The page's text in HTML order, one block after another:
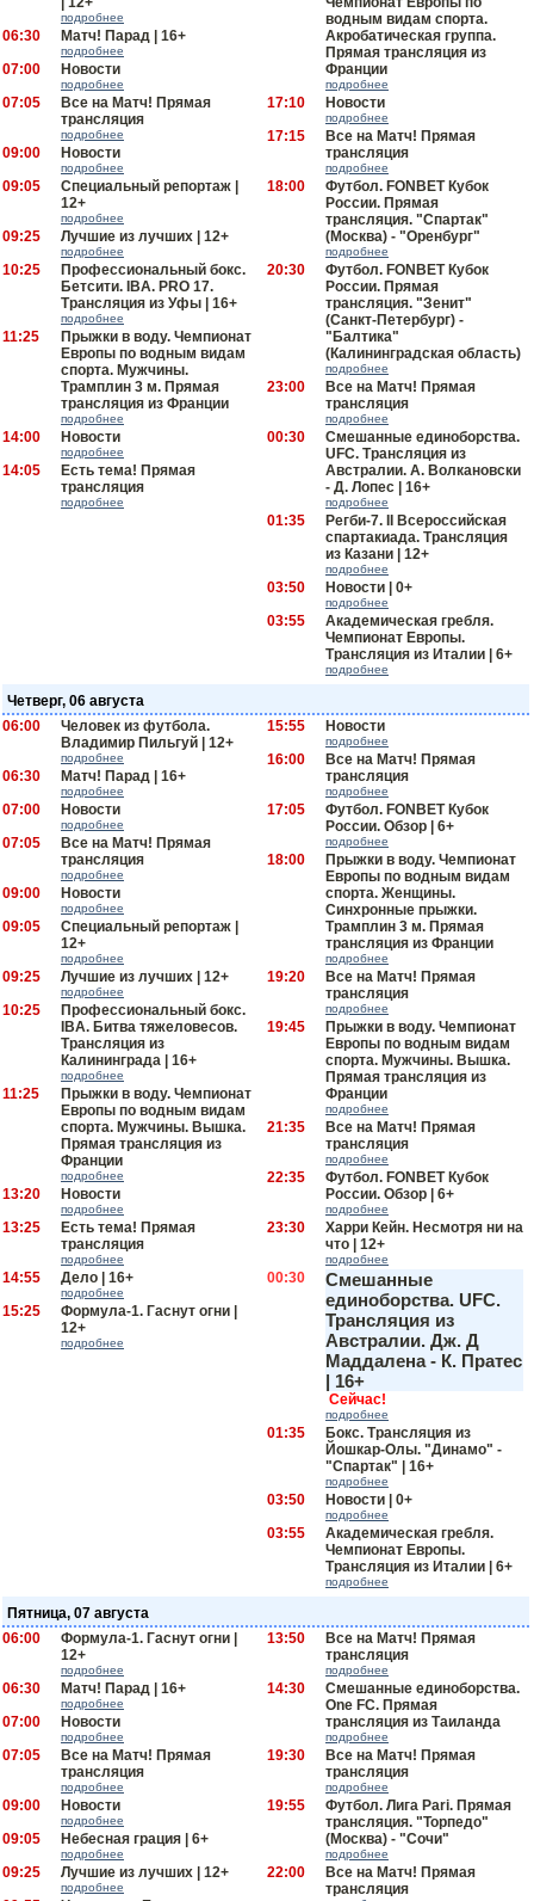
подробнее
06:30 Матч! Парад | 16+
подробнее
07:00 Новости
подробнее
07:05
Все на Матч! Прямая
трансляция
подробнее
09:00 Новости
подробнее
09:05
Специальный репортаж |
12+
подробнее
09:25 Лучшие из лучших | 12+
подробнее
10:25
Профессиональный бокс.
Бетсити. IBA. PRO 17.
Трансляция из Уфы | 16+
подробнее
11:25
Прыжки в воду. Чемпионат
Европы по водным видам
спорта. Мужчины.
Трамплин 3 м. Прямая
трансляция из Франции
подробнее
14:00 Новости
подробнее
14:05
Есть тема! Прямая
трансляция
подробнее
водным видам спорта.
Акробатическая группа.
Прямая трансляция из
Франции
подробнее
17:10 Новости
подробнее
17:15
Все на Матч! Прямая
трансляция
подробнее
18:00
Футбол. FONBET Кубок
России. Прямая
трансляция. "Спартак"
(Москва) - "Оренбург"
подробнее
20:30
Футбол. FONBET Кубок
России. Прямая
трансляция. "Зенит"
(Санкт-Петербург) -
"Балтика"
(Калининградская область)
подробнее
23:00
Все на Матч! Прямая
трансляция
подробнее
00:30
Смешанные единоборства.
UFC. Трансляция из
Австралии. А. Волкановски
- Д. Лопес | 16+
подробнее
01:35
Регби-7. II Всероссийская
спартакиада. Трансляция
из Казани | 12+
подробнее
03:50 Новости | 0+
подробнее
03:55
Академическая гребля.
Чемпионат Европы.
Трансляция из Италии | 6+
подробнее
Четверг, 06 августа
06:00
Человек из футбола.
Владимир Пильгуй | 12+
подробнее
06:30 Матч! Парад | 16+
подробнее
07:00 Новости
подробнее
07:05
Все на Матч! Прямая
трансляция
подробнее
09:00 Новости
подробнее
09:05
Специальный репортаж |
12+
подробнее
09:25 Лучшие из лучших | 12+
подробнее
10:25
Профессиональный бокс.
IBA. Битва тяжеловесов.
Трансляция из
Калининграда | 16+
подробнее
11:25
Прыжки в воду. Чемпионат
Европы по водным видам
спорта. Мужчины. Вышка.
Прямая трансляция из
Франции
подробнее
13:20 Новости
подробнее
13:25
Есть тема! Прямая
трансляция
подробнее
14:55 Дело | 16+
подробнее
15:25
Формула-1. Гаснут огни |
12+
подробнее
15:55 Новости
подробнее
16:00
Все на Матч! Прямая
трансляция
подробнее
17:05
Футбол. FONBET Кубок
России. Обзор | 6+
подробнее
18:00
Прыжки в воду. Чемпионат
Европы по водным видам
спорта. Женщины.
Синхронные прыжки.
Трамплин 3 м. Прямая
трансляция из Франции
подробнее
19:20
Все на Матч! Прямая
трансляция
подробнее
19:45
Прыжки в воду. Чемпионат
Европы по водным видам
спорта. Мужчины. Вышка.
Прямая трансляция из
Франции
подробнее
21:35
Все на Матч! Прямая
трансляция
подробнее
22:35
Футбол. FONBET Кубок
России. Обзор | 6+
подробнее
23:30
Харри Кейн. Несмотря ни на
что | 12+
подробнее
00:30
Смешанные
единоборства. UFC.
Трансляция из
Австралии. Дж. Д
Маддалена - К. Пратес
| 16+
Сейчас!
подробнее
01:35
Бокс. Трансляция из
Йошкар-Олы. "Динамо" -
"Спартак" | 16+
подробнее
03:50 Новости | 0+
подробнее
03:55
Академическая гребля.
Чемпионат Европы.
Трансляция из Италии | 6+
подробнее
Пятница, 07 августа
06:00
Формула-1. Гаснут огни |
12+
подробнее
06:30 Матч! Парад | 16+
подробнее
07:00 Новости
подробнее
07:05
Все на Матч! Прямая
трансляция
подробнее
09:00 Новости
подробнее
09:05 Небесная грация | 6+
подробнее
09:25 Лучшие из лучших | 12+
подробнее
13:50
Все на Матч! Прямая
трансляция
подробнее
14:30
Смешанные единоборства.
One FC. Прямая
трансляция из Таиланда
подробнее
19:30
Все на Матч! Прямая
трансляция
подробнее
19:55
Футбол. Лига Pari. Прямая
трансляция. "Торпедо"
(Москва) - "Сочи"
подробнее
22:00
Все на Матч! Прямая
трансляция